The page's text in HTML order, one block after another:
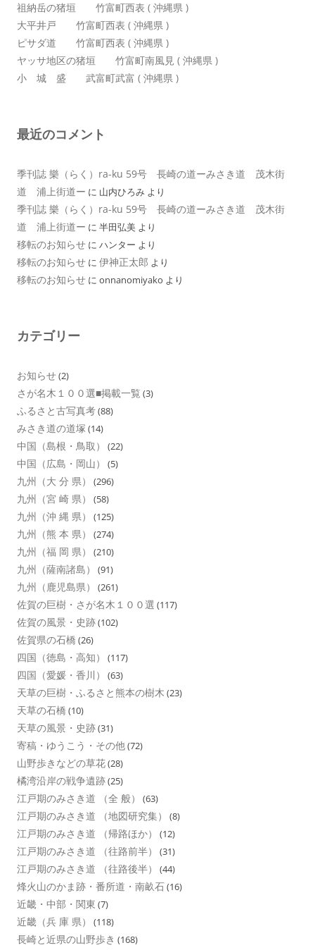
祖納岳の猪垣 竹富町西表 ( 沖縄県 )
大平井戸 竹富町西表 ( 沖縄県 )
ピサダ道 竹富町西表 ( 沖縄県 )
ヤッサ地区の猪垣 竹富町南風見 ( 沖縄県 )
小 城 盛 武富町武富 ( 沖縄県 )
最近のコメント
季刊誌 樂（らく）ra-ku 59号 長崎の道ーみさき道 茂木街
道 浦上街道ー に 山内ひろみ より
季刊誌 樂（らく）ra-ku 59号 長崎の道ーみさき道 茂木街
道 浦上街道ー に 半田弘美 より
移転のお知らせ に ハンター より
移転のお知らせ に 伊神正太郎 より
移転のお知らせ に onnanomiyako より
カテゴリー
お知らせ(2)
さが名木１００選■掲載一覧 (3)
ふるさと古写真考(88)
みさき道の道塚 (14)
中国（島根・鳥取） (22)
中国（広島・岡山） (5)
九州（大 分 県） (296)
九州（宮 崎 県） (58)
九州（沖 縄 県） (125)
九州（熊 本 県） (274)
九州（福 岡 県） (210)
九州（薩南諸島） (91)
九州（鹿児島県） (261)
佐賀の巨樹・さが名木１００選 (117)
佐賀の風景・史跡(102)
佐賀県の石橋 (26)
四国（徳島・高知） (117)
四国（愛媛・香川） (63)
天草の巨樹・ふるさと熊本の樹木 (23)
天草の石橋 (10)
天草の風景・史跡(31)
寄稿・ゆうこう・その他(72)
山野歩きなどの草花(28)
橘湾沿岸の戦争遺跡(25)
江戸期のみさき道 （全 般） (63)
江戸期のみさき道 （地図研究集） (8)
江戸期のみさき道 （帰路ほか） (12)
江戸期のみさき道 （往路前半） (31)
江戸期のみさき道 （往路後半） (44)
烽火山のかま跡・番所道・南畝石(16)
近畿・中部・関東 (7)
近畿（兵 庫 県） (118)
長崎と近県の山野歩き (168)